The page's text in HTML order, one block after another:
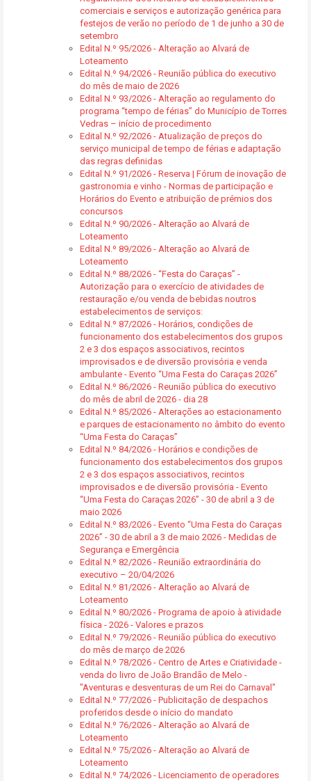
comerciais e serviços e autorização genérica para
festejos de verão no período de 1 de junho a 30 de
setembro
Edital N.º 95/2026 - Alteração ao Alvará de
Loteamento
Edital N.º 94/2026 - Reunião pública do executivo
do mês de maio de 2026
Edital N.º 93/2026 - Alteração ao regulamento do
programa “tempo de férias” do Município de Torres
Vedras – início de procedimento
Edital N.º 92/2026 - Atualização de preços do
serviço municipal de tempo de férias e adaptação
das regras definidas
Edital N.º 91/2026 - Reserva | Fórum de inovação de
gastronomia e vinho - Normas de participação e
Horários do Evento e atribuição de prémios dos
concursos
Edital N.º 90/2026 - Alteração ao Alvará de
Loteamento
Edital N.º 89/2026 - Alteração ao Alvará de
Loteamento
Edital N.º 88/2026 - “Festa do Caraças” -
Autorização para o exercício de atividades de
restauração e/ou venda de bebidas noutros
estabelecimentos de serviços:
Edital N.º 87/2026 - Horários, condições de
funcionamento dos estabelecimentos dos grupos
2 e 3 dos espaços associativos, recintos
improvisados e de diversão provisória e venda
ambulante - Evento “Uma Festa do Caraças 2026”
Edital N.º 86/2026 - Reunião pública do executivo
do mês de abril de 2026 - dia 28
Edital N.º 85/2026 - Alterações ao estacionamento
e parques de estacionamento no âmbito do evento
“Uma Festa do Caraças”
Edital N.º 84/2026 - Horários e condições de
funcionamento dos estabelecimentos dos grupos
2 e 3 dos espaços associativos, recintos
improvisados e de diversão provisória - Evento
“Uma Festa do Caraças 2026” - 30 de abril a 3 de
maio 2026
Edital N.º 83/2026 - Evento “Uma Festa do Caraças
2026” - 30 de abril a 3 de maio 2026 - Medidas de
Segurança e Emergência
Edital N.º 82/2026 - Reunião extraordinária do
executivo – 20/04/2026
Edital N.º 81/2026 - Alteração ao Alvará de
Loteamento
Edital N.º 80/2026 - Programa de apoio à atividade
física - 2026 - Valores e prazos
Edital N.º 79/2026 - Reunião pública do executivo
do mês de março de 2026
Edital N.º 78/2026 - Centro de Artes e Criatividade -
venda do livro de João Brandão de Melo -
"Aventuras e desventuras de um Rei do Carnaval"
Edital N.º 77/2026 - Publicitação de despachos
proferidos desde o início do mandato
Edital N.º 76/2026 - Alteração ao Alvará de
Loteamento
Edital N.º 75/2026 - Alteração ao Alvará de
Loteamento
Edital N.º 74/2026 - Licenciamento de operadores